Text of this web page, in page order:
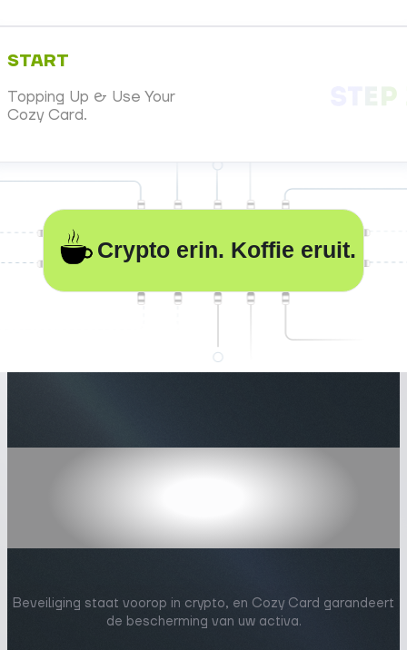
START
Topping Up & Use Your
Cozy Card.
Crypto erin. Koffie eruit.
Geavanceerde
Gemoedsrust
Beveiliging staat voorop in crypto, en Cozy Card garandeert
de bescherming van uw activa.